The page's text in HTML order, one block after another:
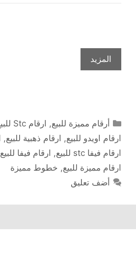
المزيد
التصنيفات
أرقام مميزة للبيع, ارقام Stc للبيع
ارقام اويدو للبيع, ارقام ذهبية للبيع,
ارقام فيفا stc للبيع
, ارقام فيفا للبيع
ارقام مميزة للبيع, خطوط مميزة
أضف تعليق